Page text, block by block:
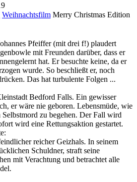
Weihnachtsfilm Merry Christmas Edition
Pfeiffer (mit drei f!) plaudert
mit Freunden darüber, dass er
hat. Er besuchte keine, da er
wurde. So beschließt er, noch
Das hat turbulente Folgen ...
Bedford Falls. Ein gewisser
er wäre nie geboren. Lebensmüde, wie
zu begehen. Der Fall wird
wird eine Rettungsaktion gestartet.
reicher Geizhals. In seinem
Schuldner, straft seine
mit Verachtung und betrachtet alle